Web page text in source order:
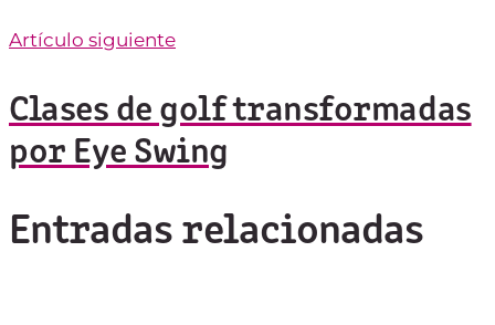
Artículo siguiente
Clases de golf transformadas
por Eye Swing
Entradas relacionadas